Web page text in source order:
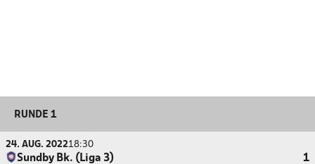
RUNDE 1
24. AUG. 202218:30
Sundby Bk. (Liga 3)
1